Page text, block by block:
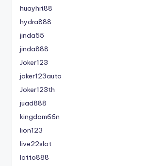
huayhit88
hydra888
jinda55
jinda888
Joker123
joker123auto
Joker123th
juad888
kingdom66n
lion123
live22slot
lotto888